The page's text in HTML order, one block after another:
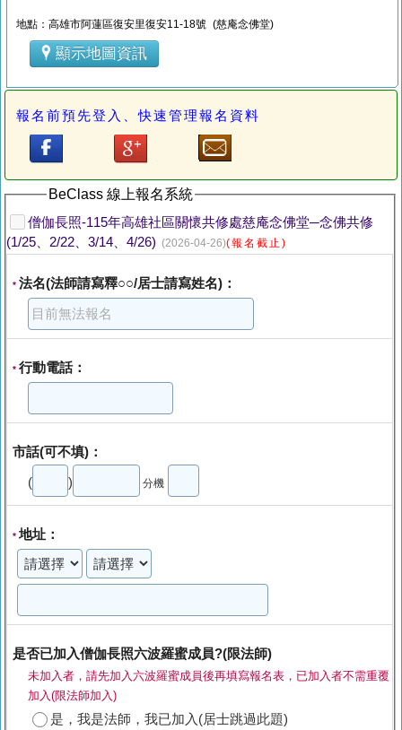
地點：高雄市阿蓮區復安里復安11-18號 (慈庵念佛堂)
顯示地圖資訊
報名前預先登入、快速管理報名資料
BeClass 線上報名系統
僧伽長照-115年高雄社區關懷共修處慈庵念佛堂─念佛共修
(1/25、2/22、3/14、4/26) (2026-04-26)(報名截止)
* 法名(法師請寫釋○○/居士請寫姓名)：
* 行動電話：
市話(可不填)：
( ) 分機
*地址：
是否已加入僧伽長照六波羅蜜成員?(限法師)
未加入者，請先加入六波羅蜜成員後再填寫報名表，已加入者不需重覆
加入(限法師加入)
是，我是法師，我已加入(居士跳過此題)